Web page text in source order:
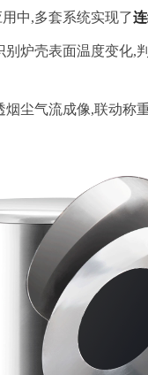
中,多套系统实现了
炉壳表面温度变化
尘气流成像,联动称